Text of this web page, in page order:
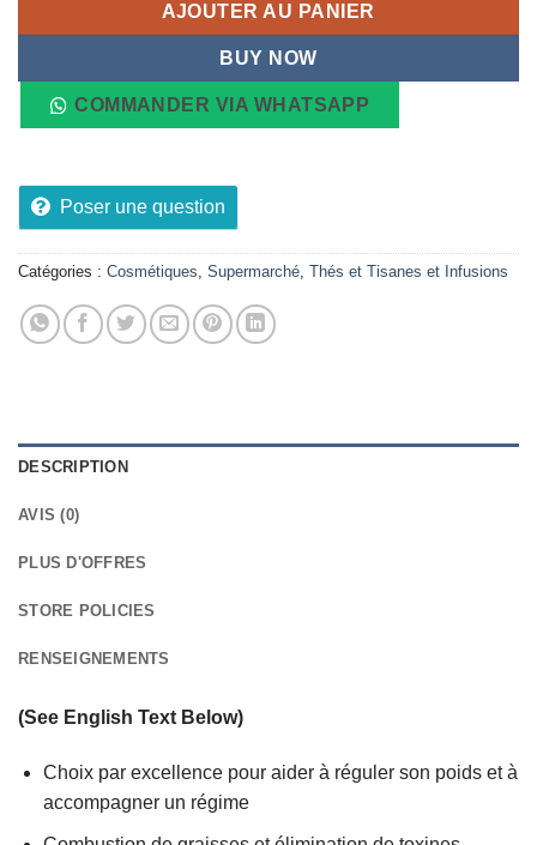
AJOUTER AU PANIER
BUY NOW
COMMANDER VIA WHATSAPP
Poser une question
Catégories : Cosmétiques Supermarché Thés et Tisanes et Infusions
DESCRIPTION
AVIS (0)
PLUS D'OFFRES
STORE POLICIES
RENSEIGNEMENTS
(See English Text Below)
Choix par excellence pour aider à réguler son poids et à
accompagner un régime